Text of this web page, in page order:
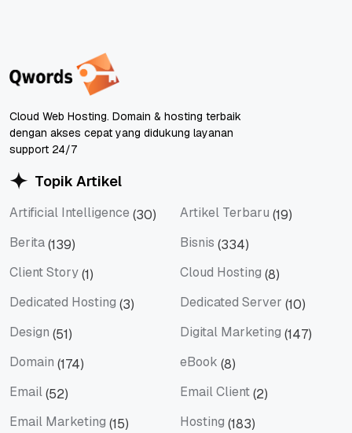
Cloud Web Hosting. Domain & hosting terbaik
dengan akses cepat yang didukung layanan
support 24/7
Topik Artikel
Artificial Intelligence (30) Artikel Terbaru (19)
Berita(139) Bisnis (334)
Client Story(1) Cloud Hosting (8)
Dedicated Hosting (3) Dedicated Server (10)
Design (51) Digital Marketing (147)
Domain (174) eBook (8)
Email(52) Email Client(2)
Email Marketing (15) Hosting (183)